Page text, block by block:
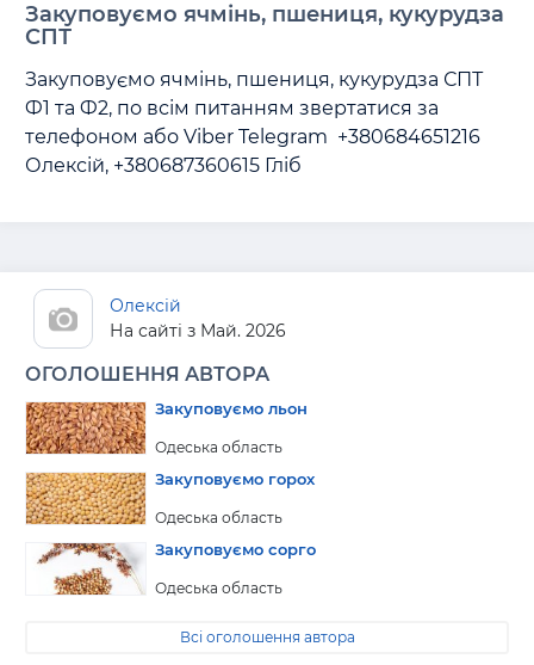
Закуповуємо ячмінь, пшениця, кукурудза
СПТ
Закуповуємо ячмінь, пшениця, кукурудза СПТ
Ф1 та Ф2, по всім питанням звертатися за
телефоном або Viber Telegram  +380684651216
Олексій, +380687360615 Гліб
Олексій
На сайті з Май. 2026
ОГОЛОШЕННЯ АВТОРА
Закуповуємо льон
Одеська область
Закуповуємо горох
Одеська область
Закуповуємо сорго
Одеська область
Всі оголошення автора